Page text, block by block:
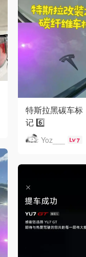
特斯拉黑碳车标
记 6️⃣
Yoz___ 7